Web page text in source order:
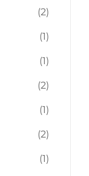
(2)
(1)
(1)
(2)
(1)
(2)
(1)